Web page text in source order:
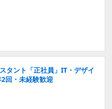
タント「正社員」IT・デザイ
回・未経験歓迎